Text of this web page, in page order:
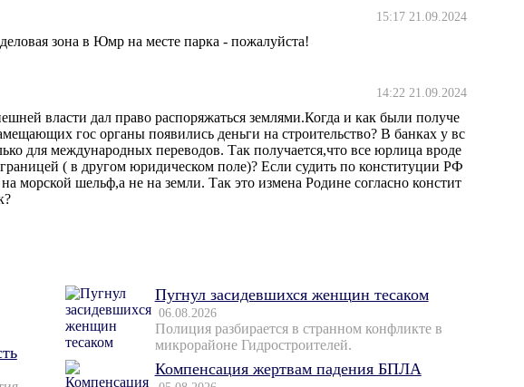
15:17 21.09.2024
зона в Юмр на месте парка - пожалуйста!
14:22 21.09.2024
власти дал право распоряжаться землями.Когда и как были получе
гос органы появились деньги на строительство? В банках у вс
для международных переводов. Так получается,что все юрлица вроде
( в другом юридическом поле)? Если судить по конституции РФ
морской шельф,а не на земли. Так это измена Родине согласно констит
Пугнул засидевшихся женщин тесаком
06.08.2026
Полиция разбирается в странном конфликте в
микрорайоне Гидростроителей.
Компенсация жертвам падения БПЛА